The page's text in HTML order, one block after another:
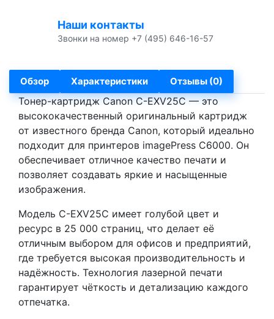
Наши контакты
Звонки на номер +7 (495) 646-16-57
Обзор Характеристики Отзывы (0)
Тонер-картридж Canon C-EXV25C — это
высококачественный оригинальный картридж
от известного бренда Canon, который идеально
подходит для принтеров imagePress C6000. Он
обеспечивает отличное качество печати и
позволяет создавать яркие и насыщенные
изображения.
Модель C-EXV25C имеет голубой цвет и
ресурс в 25 000 страниц, что делает её
отличным выбором для офисов и предприятий,
где требуется высокая производительность и
надёжность. Технология лазерной печати
гарантирует чёткость и детализацию каждого
отпечатка.